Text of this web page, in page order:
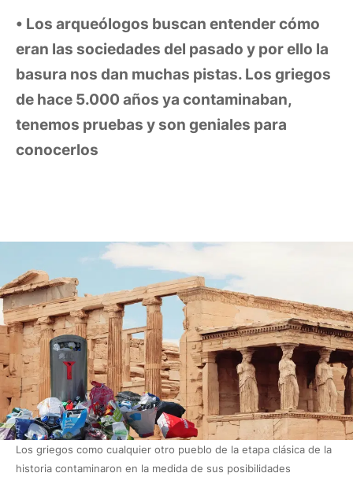
Los arqueólogos buscan entender cómo
eran las sociedades del pasado y por ello la
basura nos dan muchas pistas. Los griegos
de hace 5.000 años ya contaminaban,
tenemos pruebas y son geniales para
conocerlos
Los griegos como cualquier otro pueblo de la etapa clásica de la
historia contaminaron en la medida de sus posibilidades